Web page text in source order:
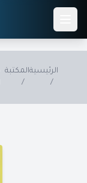
Skip to main content
الرئيسية
/
المكتبة
/